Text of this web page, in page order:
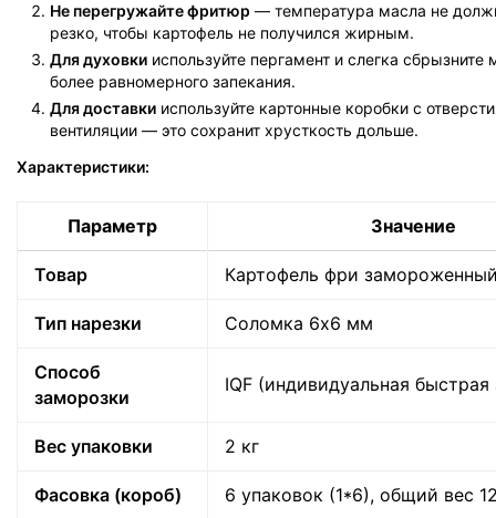
Не перегружайте фритюр — температура масла не
резко, чтобы картофель не получился жирным.
Для духовки используйте пергамент и слегка сбрызните
более равномерного запекания.
Для доставки используйте картонные коробки с
вентиляции — это сохранит хрусткость дольше.
Характеристики:
Параметр Значение
Товар Картофель фри
Тип нарезки Соломка 6х6 мм
Способ
заморозки
IQF (индивидуальная
Вес упаковки 2 кг
Фасовка (короб) 6 упаковок (1*6), общий вес